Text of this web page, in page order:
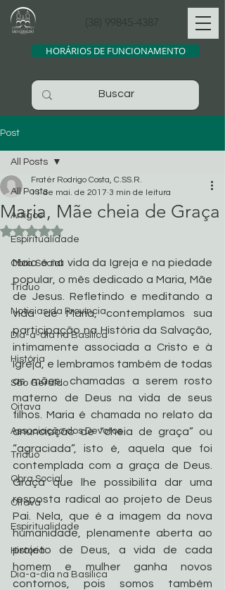
(38) 99845-4387
HORÁRIOS DE FUNCIONAMENTO
Post
All Posts
Artigos
Espiritualidade
Obra Social
Tríduo
Noticias da Província
Dia-a-dia na Basílica
História
São Geraldo
Oitava
Associação dos Devotos
Tríduo
Obra Social
Oitava
Espiritualidade
História
Dia-a-dia na Basílica
All Posts
Maria, Mãe cheia de Graça
Fratér Rodrigo Costa, C.SS.R.
11 de mai. de 2017 3 min de leitura
Avaliado com NaN de 5 estrelas.
Maio é na vida da Igreja e na piedade
popular, o mês dedicado a Maria, Mãe
de Jesus. Refletindo e meditando a
vida de Maria, contemplamos sua
participação na História da Salvação,
intimamente associada a Cristo e à
Igreja, e lembramos também de todas
as mães, chamadas a serem rosto
materno de Deus na vida de seus
filhos. Maria é chamada no relato da
anunciação de “cheia de graça” ou
“agraciada”, isto é, aquela que foi
contemplada com a graça de Deus.
Graça que lhe possibilita dar uma
resposta radical ao projeto de Deus
Pai. Nela, que é a imagem da nova
humanidade, plenamente aberta ao
projeto de Deus, a vida de cada
homem e mulher ganha novos
contornos, pois somos também